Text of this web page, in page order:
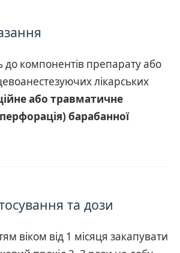
до компонентів препарату або
лікарських
або травматичне
барабанної
та дози
віком від 1 місяця закапувати